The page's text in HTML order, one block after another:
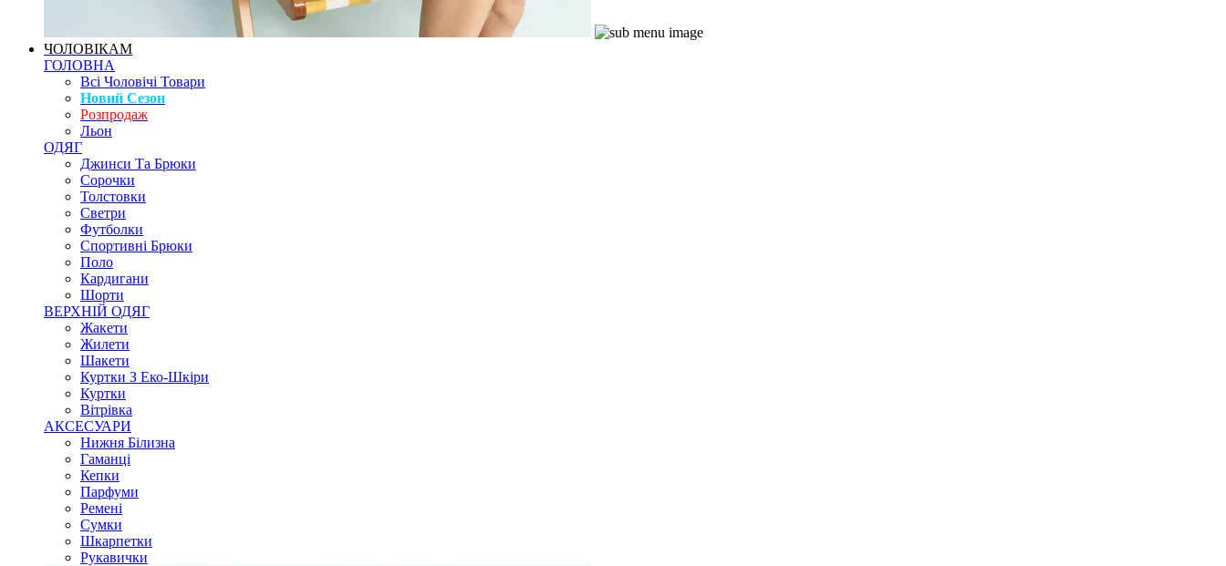
ЧОЛОВІКАМ
ГОЛОВНА
Всі Чоловічі Товари
Новий Сезон
Розпродаж
Льон
ОДЯГ
Джинси Та Брюки
Сорочки
Толстовки
Светри
Футболки
Спортивні Брюки
Поло
Кардигани
Шорти
ВЕРХНІЙ ОДЯГ
Жакети
Жилети
Шакети
Куртки З Еко-Шкіри
Куртки
Вітрівка
АКСЕСУАРИ
Нижня Білизна
Гаманці
Кепки
Парфуми
Ремені
Сумки
Шкарпетки
Рукавички